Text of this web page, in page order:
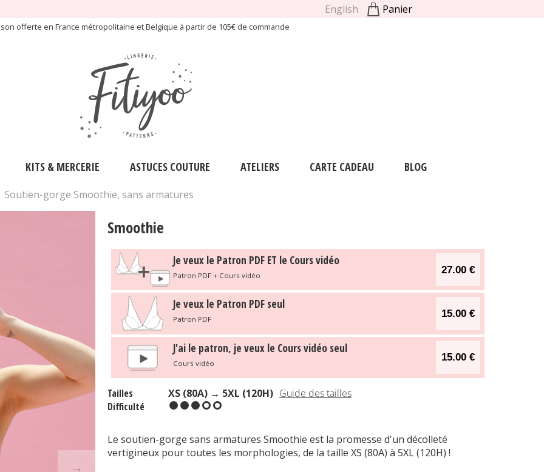
English Panier
offerte en France métropolitaine et Belgique à partir de 105€ de commande
KITS & MERCERIE ASTUCES COUTURE ATELIERS CARTE CADEAU BLOG
Soutien-gorge Smoothie, sans armatures
→
Smoothie
Je veux le Patron PDF ET le Cours vidéo
Patron PDF + Cours vidéo 27.00 €
Je veux le Patron PDF seul
Patron PDF 15.00 €
J'ai le patron, je veux le Cours vidéo seul
Cours vidéo 15.00 €
Tailles XS (80A) → 5XL (120H) Guide des tailles
Difficulté
Le soutien-gorge sans armatures Smoothie est la promesse d'un décolleté
vertigineux pour toutes les morphologies, de la taille XS (80A) à 5XL (120H) !